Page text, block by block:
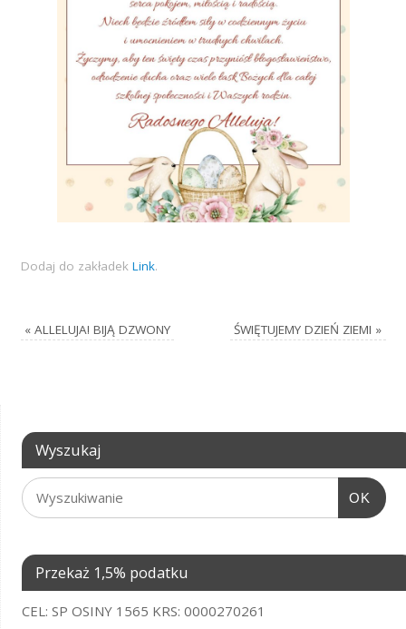
Dodaj do zakładek Link.
«ALLELUJA! BIJĄ DZWONY ŚWIĘTUJEMY DZIEŃ ZIEMI »
Wyszukaj
OK
Przekaż 1,5% podatku
CEL: SP OSINY 1565 KRS: 0000270261